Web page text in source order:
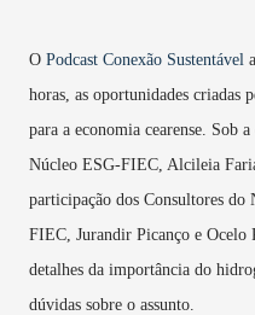
O Podcast Conexão Sustentável
horas, as oportunidades criadas
para a economia cearense. Sob
Núcleo ESG-FIEC, Alcileia
participação dos Consultores do
FIEC, Jurandir Picanço e Ocelo
detalhes da importância do
dúvidas sobre o assunto.